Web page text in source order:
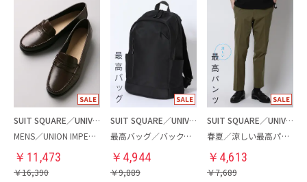
SUIT SQUARE／UNIVERSAL LANGUAGE
MENS／UNION IMPERIAL監修／コインローファー
￥ 11,473
￥16,390
SUIT SQUARE／UNIVERSAL LANGUAGE
最高バッグ／バックパック
￥ 4,944
￥9,889
SUIT SQUARE／UNIVERSAL LANGUAGE
春夏／涼しい最高パンツ
￥ 4,613
￥7,689